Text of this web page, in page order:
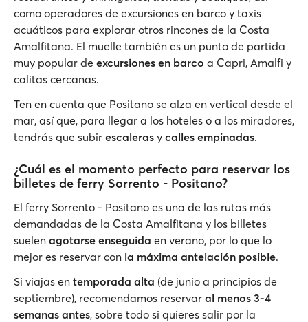
como operadores de excursiones en barco y taxis
acuáticos para explorar otros rincones de la Costa
Amalfitana. El muelle también es un punto de partida
muy popular de excursiones en barco a Capri, Amalfi y
calitas cercanas.
Ten en cuenta que Positano se alza en vertical desde el
mar, así que, para llegar a los hoteles o a los miradores,
tendrás que subir escaleras y calles empinadas.
¿Cuál es el momento perfecto para reservar los
billetes de ferry Sorrento - Positano?
El ferry Sorrento - Positano es una de las rutas más
demandadas de la Costa Amalfitana y los billetes
suelen agotarse enseguida en verano, por lo que lo
mejor es reservar con la máxima antelación posible.
Si viajas en temporada alta (de junio a principios de
septiembre), recomendamos reservar al menos 3-4
semanas antes, sobre todo si quieres salir por la